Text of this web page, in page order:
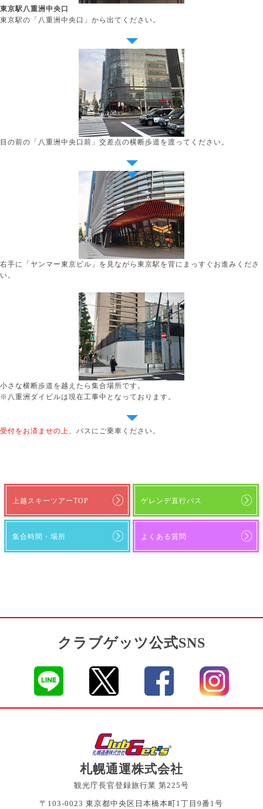
東京駅八重洲中央口
東京駅の「八重洲中央口」から出てください。
目の前の「八重洲中央口前」交差点の横断歩道を渡ってください。
右手に「ヤンマー東京ビル」を見ながら東京駅を背にまっすぐお進みくださ
い。
小さな横断歩道を越えたら集合場所です。
※八重洲ダイビルは現在工事中となっております。
受付をお済ませの上、 バスにご乗車ください。
上越スキーツアーTOP ゲレンデ直行バス
集合時間・場所 よくある質問
クラブゲッツ公式SNS
札幌通運株式会社
観光庁長官登録旅行業 第225号
〒103-0023 東京都中央区日本橋本町1丁目9番1号